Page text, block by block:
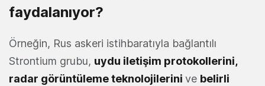
faydalanıyor?
Örneğin, Rus askeri istihbaratıyla bağlantılı
Strontium grubu, uydu iletişim protokollerini,
radar görüntüleme teknolojilerini ve belirli